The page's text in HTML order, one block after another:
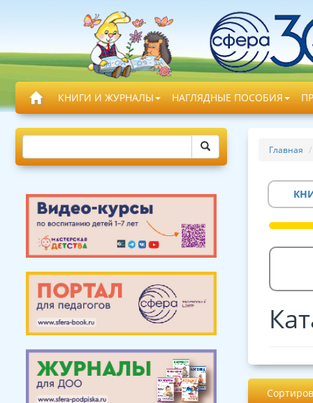
КНИГИ И ЖУРНАЛЫ НАГЛЯДНЫЕ ПОСОБИЯ
Главная